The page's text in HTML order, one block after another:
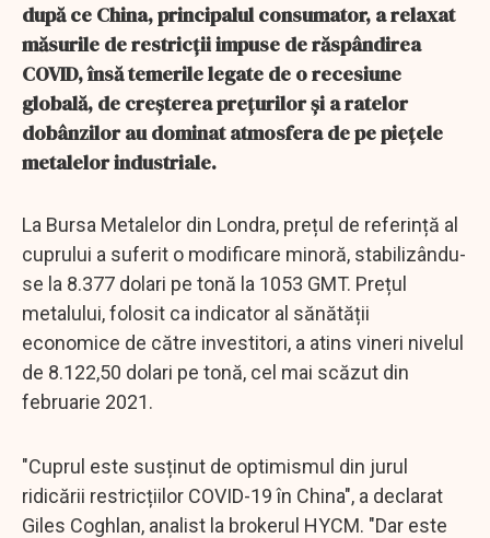
după ce China, principalul consumator, a relaxat
măsurile de restricții impuse de răspândirea
COVID, însă temerile legate de o recesiune
globală, de creșterea prețurilor și a ratelor
dobânzilor au dominat atmosfera de pe piețele
metalelor industriale.
La Bursa Metalelor din Londra, prețul de referință al
cuprului a suferit o modificare minoră, stabilizându-
se la 8.377 dolari pe tonă la 1053 GMT. Prețul
metalului, folosit ca indicator al sănătății
economice de către investitori, a atins vineri nivelul
de 8.122,50 dolari pe tonă, cel mai scăzut din
februarie 2021.
"Cuprul este susținut de optimismul din jurul
ridicării restricțiilor COVID-19 în China", a declarat
Giles Coghlan, analist la brokerul HYCM. "Dar este